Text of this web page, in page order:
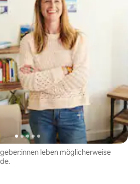
leben möglicherweise